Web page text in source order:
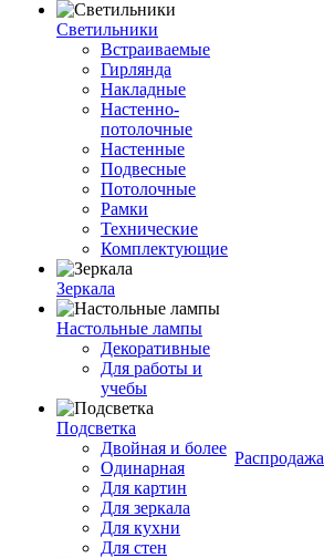
Светильники
Встраиваемые
Гирлянда
Накладные
Настенно-
потолочные
Настенные
Подвесные
Потолочные
Рамки
Технические
Комплектующие
Зеркала
Настольные лампы
Декоративные
Для работы и
учебы
Подсветка
Двойная и более
Одинарная
Для картин
Для зеркала
Для кухни
Для стен
Распродажа